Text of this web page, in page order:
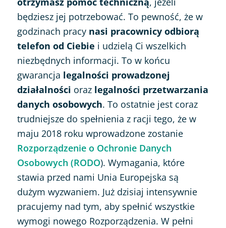
będziesz jej potrzebować. To pewność, że w
godzinach pracy nasi pracownicy odbiorą
telefon od Ciebie i udzielą Ci wszelkich
niezbędnych informacji. To w końcu
gwarancja legalności prowadzonej
działalności oraz legalności przetwarzania
danych osobowych. To ostatnie jest coraz
trudniejsze do spełnienia z racji tego, że w
maju 2018 roku wprowadzone zostanie
Rozporządzenie o Ochronie Danych
Osobowych (RODO). Wymagania, które
stawia przed nami Unia Europejska są
dużym wyzwaniem. Już dzisiaj intensywnie
pracujemy nad tym, aby spełnić wszystkie
wymogi nowego Rozporządzenia. W pełni